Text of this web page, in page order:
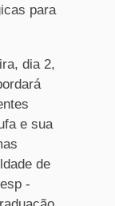
para
dia 2,
e sua
de
-